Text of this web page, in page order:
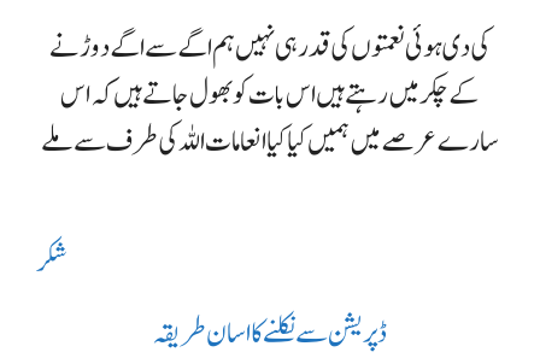
کی دی ہوئی نعمتوں کی قدر ہی نہیں ہم اگے سے اگے دوڑنے
کے چکر میں رہتے ہیں اس بات کو بھول جاتے ہیں کہ اس
سارے عرصے میں ہمیں کیا کیا انعامات اللہ کی طرف سے ملے
شکر
ڈپریشن سے نکلنے کا اسان طریقہ